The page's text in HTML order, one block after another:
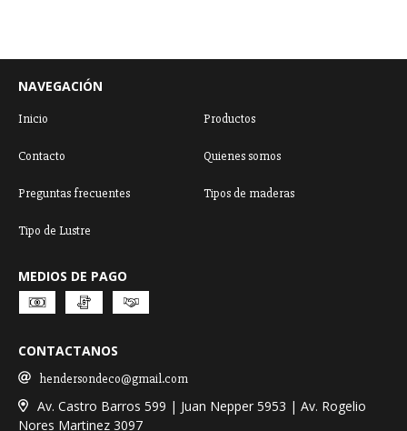
NAVEGACIÓN
Inicio Productos
Contacto Quienes somos
Preguntas frecuentes Tipos de maderas
Tipo de Lustre
MEDIOS DE PAGO
CONTACTANOS
hendersondeco@gmail.com
Av. Castro Barros 599 | Juan Nepper 5953 | Av. Rogelio
Nores Martinez 3097